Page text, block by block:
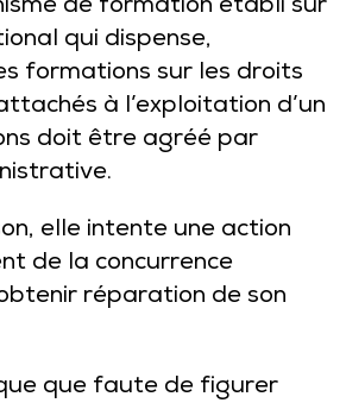
de formation établi sur
qui dispense,
formations sur les droits
à l’exploitation d’un
doit être agréé par
elle intente une action
de la concurrence
réparation de son
que faute de figurer